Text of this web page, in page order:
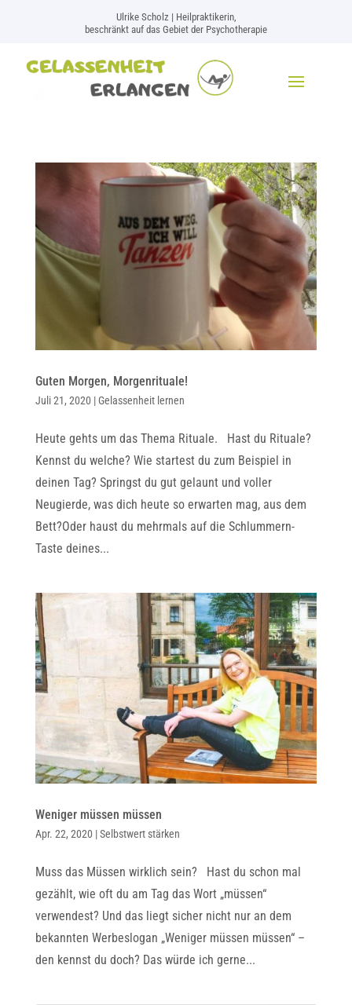
Ulrike Scholz | Heilpraktikerin,
beschränkt auf das Gebiet der Psychotherapie
Guten Morgen, Morgenrituale!
Juli 21, 2020 |Gelassenheit lernen
Heute gehts um das Thema Rituale. Hast du Rituale?
Kennst du welche? Wie startest du zum Beispiel in
deinen Tag? Springst du gut gelaunt und voller
Neugierde, was dich heute so erwarten mag, aus dem
Bett?Oder haust du mehrmals auf die Schlummern-
Taste deines...
Weniger müssen müssen
Apr. 22, 2020 |Selbstwert stärken
Muss das Müssen wirklich sein? Hast du schon mal
gezählt, wie oft du am Tag das Wort „müssen“
verwendest? Und das liegt sicher nicht nur an dem
bekannten Werbeslogan „Weniger müssen müssen“ –
den kennst du doch? Das würde ich gerne...